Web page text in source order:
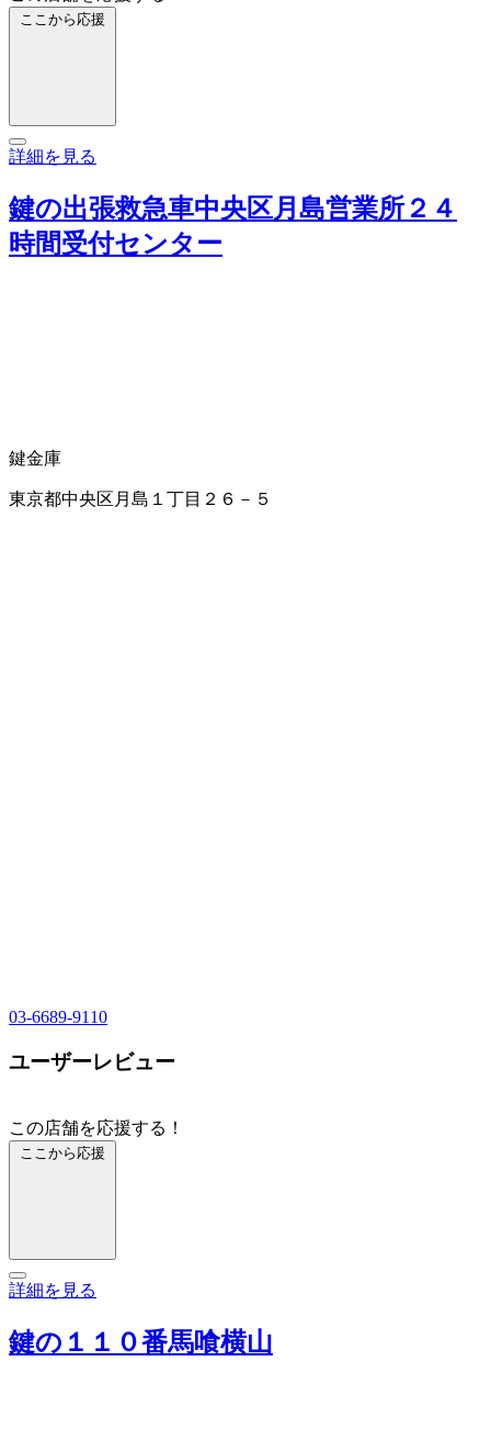
ここから応援
詳細を見る
鍵の出張救急車中央区月島営業所２４
時間受付センター
鍵金庫
東京都中央区月島１丁目２６－５
03-6689-9110
ユーザーレビュー
この店舗を応援する！
ここから応援
詳細を見る
鍵の１１０番馬喰横山